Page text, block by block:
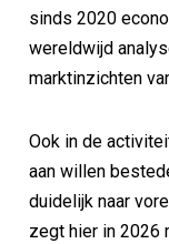
sinds 2020
wereldwijd
marktinzichten
Ook in de
aan willen
duidelijk naar
zegt hier in 2026